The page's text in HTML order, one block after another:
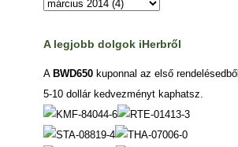
A legjobb dolgok iHerbről
A BWD650 kuponnal az első rendelésedből
5-10 dollár kedvezményt kaphatsz.